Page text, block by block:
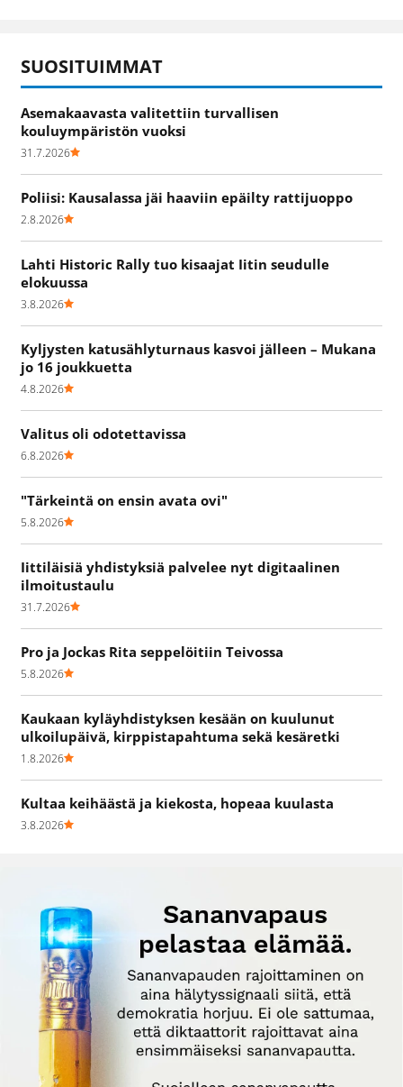
SUOSITUIMMAT
Asemakaavasta valitettiin turvallisen
kouluympäristön vuoksi
31.7.2026
Poliisi: Kausalassa jäi haaviin epäilty rattijuoppo
2.8.2026
Lahti Historic Rally tuo kisaajat Iitin seudulle
elokuussa
3.8.2026
Kyljysten katusählyturnaus kasvoi jälleen – Mukana
jo 16 joukkuetta
4.8.2026
Valitus oli odotettavissa
6.8.2026
"Tärkeintä on ensin avata ovi"
5.8.2026
Iittiläisiä yhdistyksiä palvelee nyt digitaalinen
ilmoitustaulu
31.7.2026
Pro ja Jockas Rita seppelöitiin Teivossa
5.8.2026
Kaukaan kyläyhdistyksen kesään on kuulunut
ulkoilupäivä, kirppistapahtuma sekä kesäretki
1.8.2026
Kultaa keihäästä ja kiekosta, hopeaa kuulasta
3.8.2026